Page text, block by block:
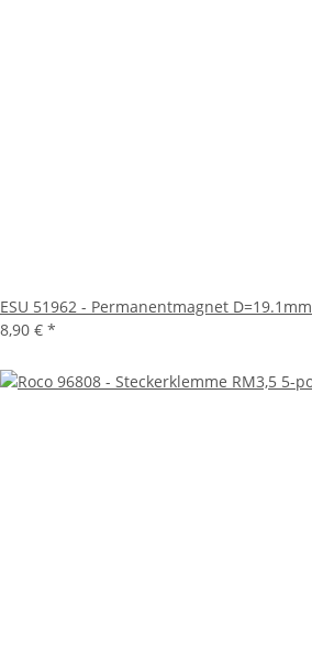
ESU 51962 - Permanentmagnet D=19.1mm
8,90 € *